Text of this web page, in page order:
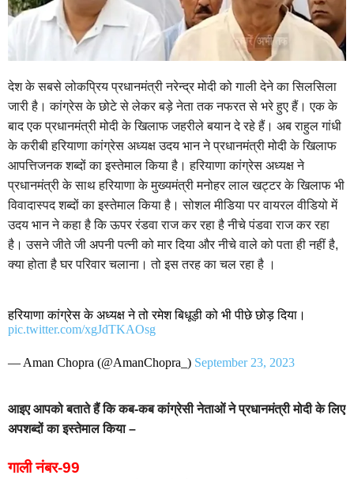
देश के सबसे लोकप्रिय प्रधानमंत्री नरेन्द्र मोदी को गाली देने का सिलसिला
जारी है। कांग्रेस के छोटे से लेकर बड़े नेता तक नफरत से भरे हुए हैं। एक के
बाद एक प्रधानमंत्री मोदी के खिलाफ जहरीले बयान दे रहे हैं। अब राहुल गांधी
के करीबी हरियाणा कांग्रेस अध्यक्ष उदय भान ने प्रधानमंत्री मोदी के खिलाफ
आपत्तिजनक शब्दों का इस्तेमाल किया है। हरियाणा कांग्रेस अध्यक्ष ने
प्रधानमंत्री के साथ हरियाणा के मुख्यमंत्री मनोहर लाल खट्टर के खिलाफ भी
विवादास्पद शब्दों का इस्तेमाल किया है। सोशल मीडिया पर वायरल वीडियो में
उदय भान ने कहा है कि ऊपर रंडवा राज कर रहा है नीचे पंडवा राज कर रहा
है। उसने जीते जी अपनी पत्नी को मार दिया और नीचे वाले को पता ही नहीं है,
क्या होता है घर परिवार चलाना। तो इस तरह का चल रहा है ।
हरियाणा कांग्रेस के अध्यक्ष ने तो रमेश बिधूड़ी को भी पीछे छोड़ दिया।
pic.twitter.com/xgJdTKAOsg
— Aman Chopra (@AmanChopra_) September 23, 2023
आइए आपको बताते हैं कि कब-कब कांग्रेसी नेताओं ने प्रधानमंत्री मोदी के लिए
अपशब्दों का इस्तेमाल किया –
गाली नंबर-99